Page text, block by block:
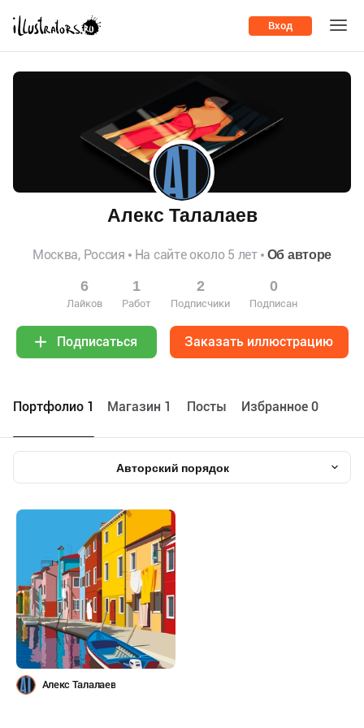
Вход
Алекс Талалаев
Москва, Россия На сайте около 5 лет Об авторе
6
Лайков
1
Работ
2
Подписчики
0
Подписан
Подписаться Заказать иллюстрацию
Портфолио 1 Maгазин 1 Посты Избранное 0
Авторский порядок
Алекс Талалаев